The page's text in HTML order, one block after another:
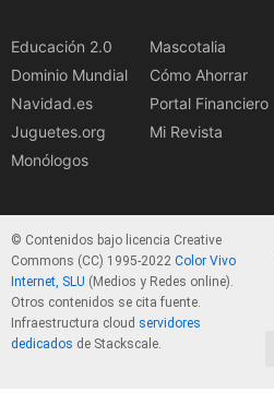
Educación 2.0
Dominio Mundial
Navidad.es
Juguetes.org
Monólogos
Mascotalia
Cómo Ahorrar
Portal Financiero
Mi Revista
© Contenidos bajo licencia Creative
Commons (CC) 1995-2022 Color Vivo
Internet, SLU (Medios y Redes online).
Otros contenidos se cita fuente.
Infraestructura cloud servidores
dedicados de Stackscale.